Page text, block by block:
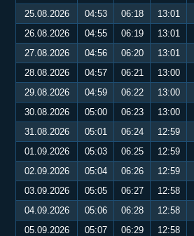
25.08.2026
04:53 06:18 13:01
26.08.2026
04:55 06:19 13:01
27.08.2026
04:56 06:20 13:01
28.08.2026
04:57 06:21 13:00
29.08.2026
04:59 06:22 13:00
30.08.2026
05:00 06:23 13:00
31.08.2026
05:01 06:24 12:59
01.09.2026
05:03 06:25 12:59
02.09.2026
05:04 06:26 12:59
03.09.2026
05:05 06:27 12:58
04.09.2026
05:06 06:28 12:58
05.09.2026
05:07 06:29 12:58